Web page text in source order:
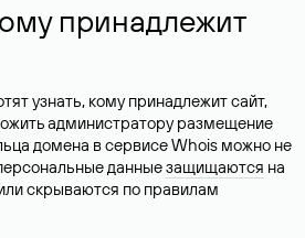
принадлежит
узнать, кому принадлежит сайт,
администратору размещение
домена в сервисе Whois можно не
данныезащищаются на
скрываются по правилам